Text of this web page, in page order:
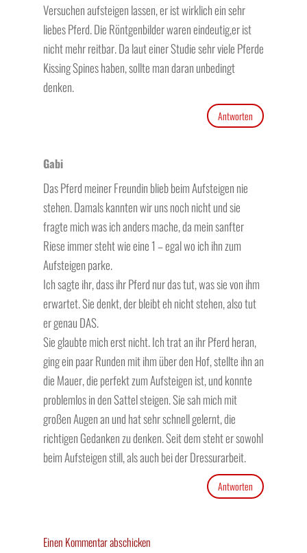
Versuchen aufsteigen lassen, er ist wirklich ein sehr
liebes Pferd. Die Röntgenbilder waren eindeutig,er ist
nicht mehr reitbar. Da laut einer Studie sehr viele Pferde
Kissing Spines haben, sollte man daran unbedingt
denken.
Antworten
Gabi
Das Pferd meiner Freundin blieb beim Aufsteigen nie
stehen. Damals kannten wir uns noch nicht und sie
fragte mich was ich anders mache, da mein sanfter
Riese immer steht wie eine 1 – egal wo ich ihn zum
Aufsteigen parke.
Ich sagte ihr, dass ihr Pferd nur das tut, was sie von ihm
erwartet. Sie denkt, der bleibt eh nicht stehen, also tut
er genau DAS.
Sie glaubte mich erst nicht. Ich trat an ihr Pferd heran,
ging ein paar Runden mit ihm über den Hof, stellte ihn an
die Mauer, die perfekt zum Aufsteigen ist, und konnte
problemlos in den Sattel steigen. Sie sah mich mit
großen Augen an und hat sehr schnell gelernt, die
richtigen Gedanken zu denken. Seit dem steht er sowohl
beim Aufsteigen still, als auch bei der Dressurarbeit.
Antworten
Einen Kommentar abschicken